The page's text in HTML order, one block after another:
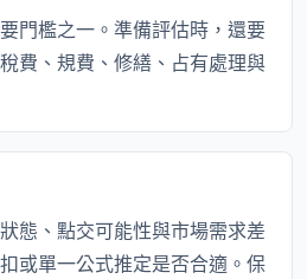
門檻之一。準備評估時，還要
費、規費、修繕、占有處理與
態、點交可能性與市場需求差
或單一公式推定是否合適。保